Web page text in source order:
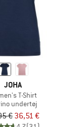
JOHA
T-Shirt
undertøj
€ 36,51 €